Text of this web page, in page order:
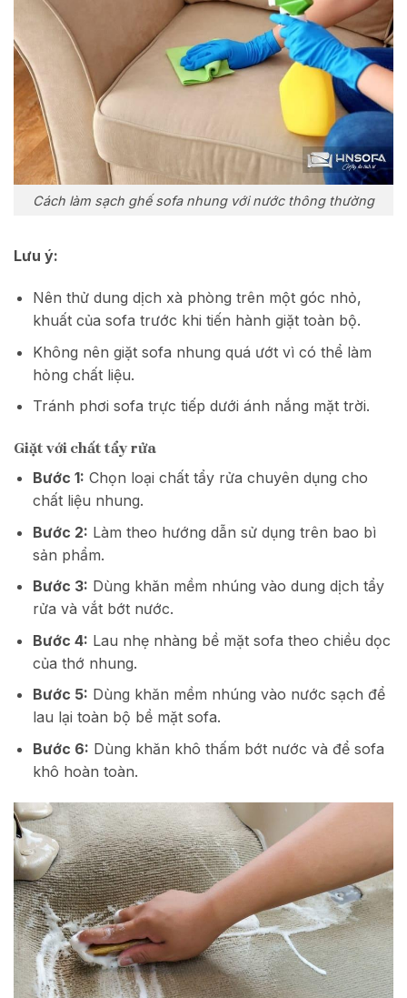
Cách làm sạch ghế sofa nhung với nước thông thường
Lưu ý:
Nên thử dung dịch xà phòng trên một góc nhỏ,
khuất của sofa trước khi tiến hành giặt toàn bộ.
Không nên giặt sofa nhung quá ướt vì có thể làm
hỏng chất liệu.
Tránh phơi sofa trực tiếp dưới ánh nắng mặt trời.
Giặt với chất tẩy rửa
Bước 1: Chọn loại chất tẩy rửa chuyên dụng cho
chất liệu nhung.
Bước 2: Làm theo hướng dẫn sử dụng trên bao bì
sản phẩm.
Bước 3: Dùng khăn mềm nhúng vào dung dịch tẩy
rửa và vắt bớt nước.
Bước 4: Lau nhẹ nhàng bề mặt sofa theo chiều dọc
của thớ nhung.
Bước 5: Dùng khăn mềm nhúng vào nước sạch để
lau lại toàn bộ bề mặt sofa.
Bước 6: Dùng khăn khô thấm bớt nước và để sofa
khô hoàn toàn.